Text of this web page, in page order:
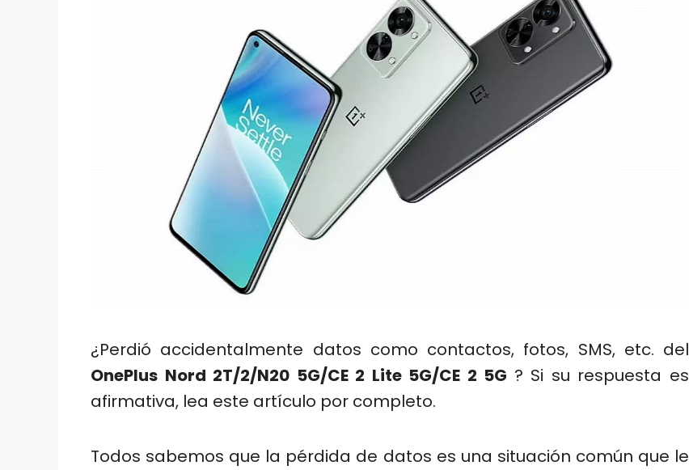
¿Perdió accidentalmente datos como contactos, fotos, SMS, etc. del
OnePlus Nord 2T/2/N20 5G/CE 2 Lite 5G/CE 2 5G ? Si su respuesta es
afirmativa, lea este artículo por completo.
Todos sabemos que la pérdida de datos es una situación común que le